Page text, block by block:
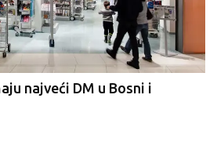
najveći DM u Bosni i